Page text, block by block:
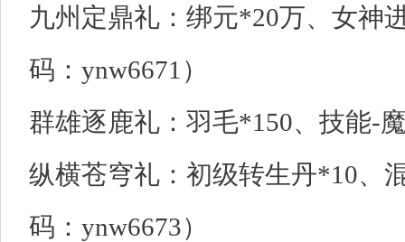
九州定鼎礼：绑元*20万、女神
码：ynw6671）
群雄逐鹿礼：羽毛*150、技能-
纵横苍穹礼：初级转生丹*10、
码：ynw6673）